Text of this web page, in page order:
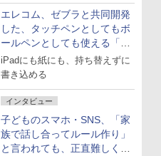
エレコム、ゼブラと共同開発
した、タッチペンとしてもボ
ールペンとしても使える「ス
タイラスツーウェイ」発売
iPadにも紙にも、持ち替えずに
書き込める
インタビュー
子どものスマホ・SNS、「家
族で話し合ってルール作り」
と言われても、正直難しくな